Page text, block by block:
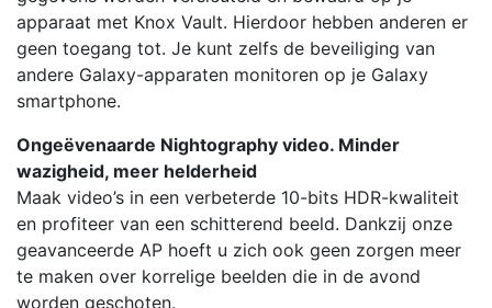
apparaat met Knox Vault. Hierdoor hebben anderen er
geen toegang tot. Je kunt zelfs de beveiliging van
andere Galaxy-apparaten monitoren op je Galaxy
smartphone.
Ongeëvenaarde Nightography video. Minder
wazigheid, meer helderheid
Maak video’s in een verbeterde 10-bits HDR-kwaliteit
en profiteer van een schitterend beeld. Dankzij onze
geavanceerde AP hoeft u zich ook geen zorgen meer
te maken over korrelige beelden die in de avond
worden geschoten.